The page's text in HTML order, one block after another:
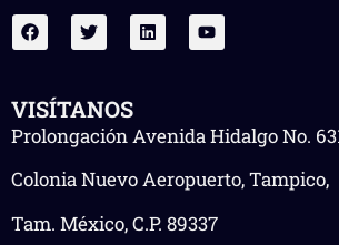
VISÍTANOS
Prolongación Avenida Hidalgo No.
Colonia Nuevo Aeropuerto, Tampico,
Tam. México, C.P. 89337